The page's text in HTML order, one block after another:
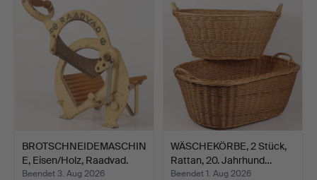
BROTSCHNEIDEMASCHIN
E, Eisen/Holz, Raadvad.
Beendet 3. Aug 2026
WÄSCHEKÖRBE, 2 Stück,
Rattan, 20. Jahrhund…
Beendet 1. Aug 2026